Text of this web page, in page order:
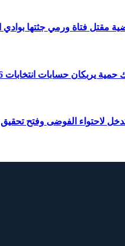
يربكان حسابات انتخابات 2026
لاحتواء الفوضى وفتح تحقيق